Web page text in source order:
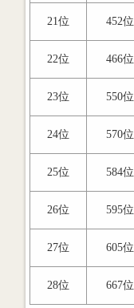
21位 452位
22位 466位
23位 550位
24位 570位
25位 584位
26位 595位
27位 605位
28位 667位